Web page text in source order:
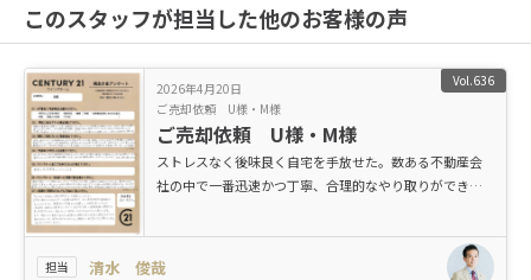
このスタッフが担当した他のお客様の声
Vol.636
2026年4月20日
ご売却依頼 U様・M様
ご売却依頼 U様・M様
ストレスなく後味良く自宅を手放せた。数ある不動産会
社の中で一番迅速かつ丁寧、合理的なやり取りができて
担当 清水 俊哉